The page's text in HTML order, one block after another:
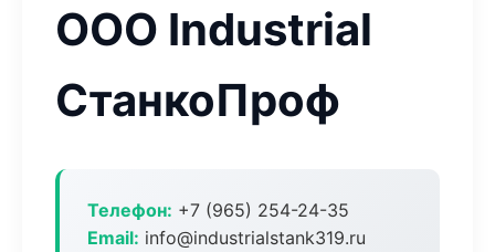
ООО Industrial
СтанкоПроф
Телефон: +7 (965) 254-24-35
Email: info@industrialstank319.ru